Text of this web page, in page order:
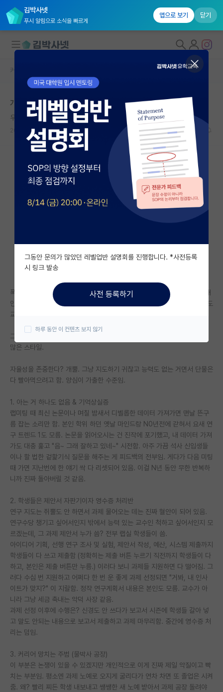
김박사넷
푸시 알림으로 소식을 빠르게
앱으로 보기 닫기
대학원생 모집
국내대학원 정보
연구실&오픈랩
커뮤니티
커뮤니티 홈
전체글보기
베스트 게시판
자유 게시판(아무개랩)
미국 유학 게시판
미국 대학원 합격 후기 게시판
대학원생 모집 게시판
연구실(PI) 홍보 게시판
임용 정보 게시판
학부 인턴 게시판
취업 게시판
임용 후기 게시판
PI 전용 게시판
인문사회 계열 게시판
특수/전문대학원 게시판
반도체/AI 게시판
장학금/장학생 게시판
학술 정보 게시판
홍보 게시판
커리어
유학교육
반도체 아카데미
재팬라운지 🌸
커뮤니티 홈
개인적으로 생각하는 최악의 지도교수 유형
우아한 빌헬름 뢴트겐
2026.07.03 42 16400
폭언하고 횡령하고 갑질하는 교수들 많다지만, 이런 극단 케이스들 말고, 개
인적으로 진짜 사람 피 말려 죽이고 미래까지 박살 내는 원탑은 우리 랩 지도
교수 같은 인간이라고 생각함.
그 유형은 일반화하기 쉽지 않지만 억지로 한다면 방임형인데 실적 욕심만
많은 스타일.
자율성을 존중한다? 개뿔. 그냥 지도하기 귀찮고 능력도 없는 거면서 단물은
다 빨아먹으려고 함. 양심이 가출한 수준임.
1. 아는 거 하나도 없음 & 기억상실증
랩미팅 때 최신 논문이나 며칠 밤새서 디벨롭한 데이터 가져가면 맨날 뜬구
름 잡는 소리만 함. 본인 학위 하던 옛날 마인드랑 N0년전에 갇혀서 요새 연
구 트렌드 1도 모름. 논문을 읽어오시는 건 진작에 포기했고, 내 데이터 가져
가도 대충 훑고 "음~ 그래 잘하고 있네~" 시전함. 아주 가끔 석사 신입생들
이나 할 법한 겉핥기식 질문을 해주는 게 피드백의 전부임. 게다가 다음 미팅
때 가면 지난번에 한 얘기 싹 다 리셋되어 있음. 이걸 N년 동안 무한 반복하
니까 진짜 돌아버릴 것 같음.
2. 학생들은 제안서 자판기이자 영수증 처리반
연구 지도는 쥐뿔도 안 하면서 과제 물어오는 데는 진짜 혈안이 되어 있음.
연구수당 챙기고 싶어서인지 밖에서 능력 있는 교수인 척하고 싶어서인지 모
르겠는데, 그 과제 제안서 누가 씀? 전부 랩실 학생들이 씀.
아이디어 기획, 선행 연구 조사 및 실험, 제안서 작성, 예산, 시스템 제출까지
학생들이 다 쓰고 제출함 (정확히는 제출 버튼 누르기 직전까지 학생들이 다
하고, 본인은 제출 버튼만 누름.) 이러다 보니 과제들 지원하면 다 떨어짐. 그
러다 수십 번 지원하고 어쩌다 한 번 운 좋게 과제 선정되면 "거봐, 내 인사
이트가 맞지?" 이 지랄함. 정작 연구계획서 내용은 본인도 모름. 교수가 아
니라 그냥 세금 축내는 악덕 사장 같음.
과제 선정 이후에 수행은? 신경도 안 쓰다가 보고서 시즌에 학생들 갈아 넣
고 말도 안되는 내용으로 보고서 제출하고 과제 마무리함. 중간에 영수증 처
리는 덤임.
3. 커리어 망치는 주범 (물박사 공장)
이 부분은 논쟁이 있을 수 있겠지만 개인적으로 이게 진짜 제일 악질이고 빡
치는 부분임. 평소엔 과제 노예로 오지게 굴리다가 연차 차면 또 졸업은 시켜
줌. 왜? 빨리 찌든 학생 내보내고 쌩쌩한 새 노예 받아서 과제 공장 돌려야
그동안 문의가 많았던 레벨업반 설명회를 진행합니다. *사전등록
시 링크 발송
사전 등록하기
하루 동안 이 컨텐츠 보지 않기